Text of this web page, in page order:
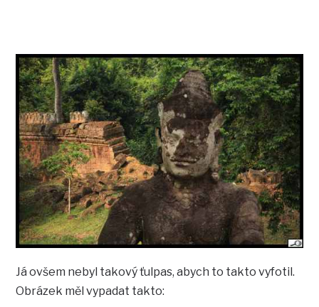
Já ovšem nebyl takový ťulpas, abych to takto vyfotil.
Obrázek měl vypadat takto: